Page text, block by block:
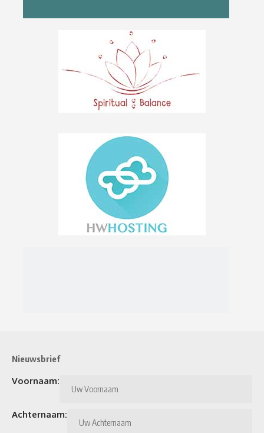
Nieuwsbrief
Voornaam:
Achternaam: